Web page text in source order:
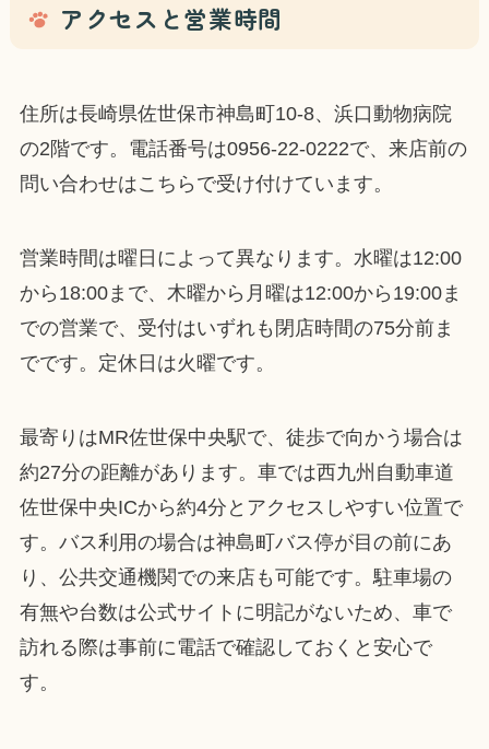
アクセスと営業時間
住所は長崎県佐世保市神島町10-8、浜口動物病院
の2階です。電話番号は0956-22-0222で、来店前の
問い合わせはこちらで受け付けています。
営業時間は曜日によって異なります。水曜は12:00
から18:00まで、木曜から月曜は12:00から19:00ま
での営業で、受付はいずれも閉店時間の75分前ま
でです。定休日は火曜です。
最寄りはMR佐世保中央駅で、徒歩で向かう場合は
約27分の距離があります。車では西九州自動車道
佐世保中央ICから約4分とアクセスしやすい位置で
す。バス利用の場合は神島町バス停が目の前にあ
り、公共交通機関での来店も可能です。駐車場の
有無や台数は公式サイトに明記がないため、車で
訪れる際は事前に電話で確認しておくと安心で
す。